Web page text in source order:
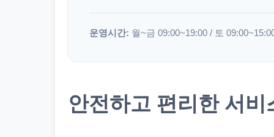
운영시간: 월~금 09:00~19:00 / 토
안전하고 편리한 서